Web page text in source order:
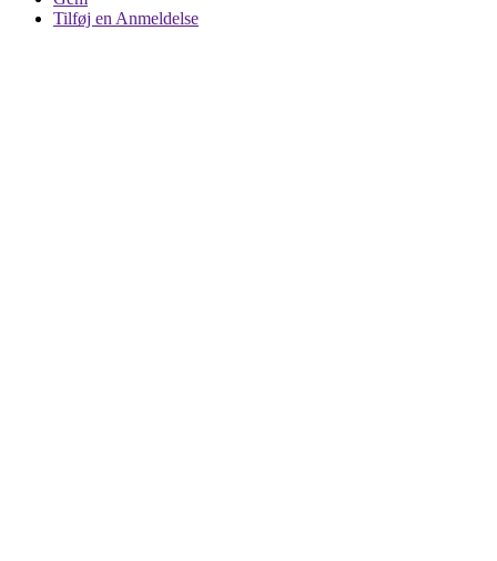
Tilføj en Anmeldelse